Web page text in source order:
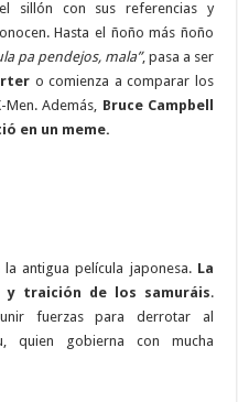
sillón con sus referencias y
Hasta el ñoño más ñoño
pa pendejos, mala”, pasa a ser
o comienza a comparar los
Además, Bruce Campbell
en un meme.
antigua película japonesa. La
traición de los samuráis.
fuerzas para derrotar al
quien gobierna con mucha